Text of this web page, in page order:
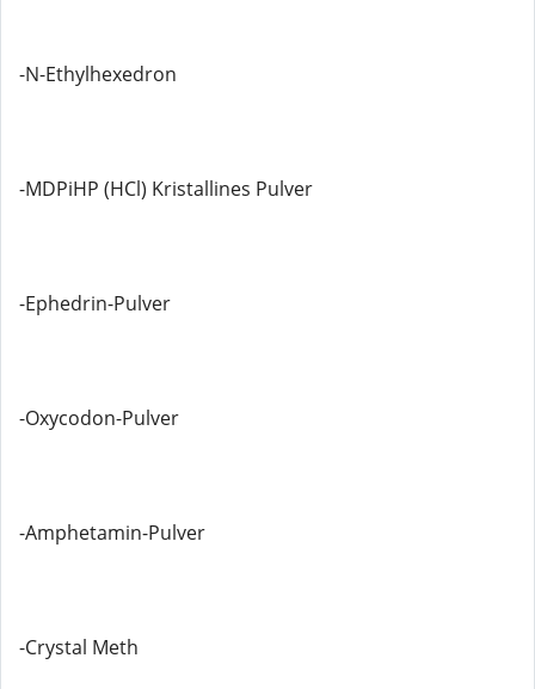
-N-Ethylhexedron
-MDPiHP (HCl) Kristallines Pulver
-Ephedrin-Pulver
-Oxycodon-Pulver
-Amphetamin-Pulver
-Crystal Meth